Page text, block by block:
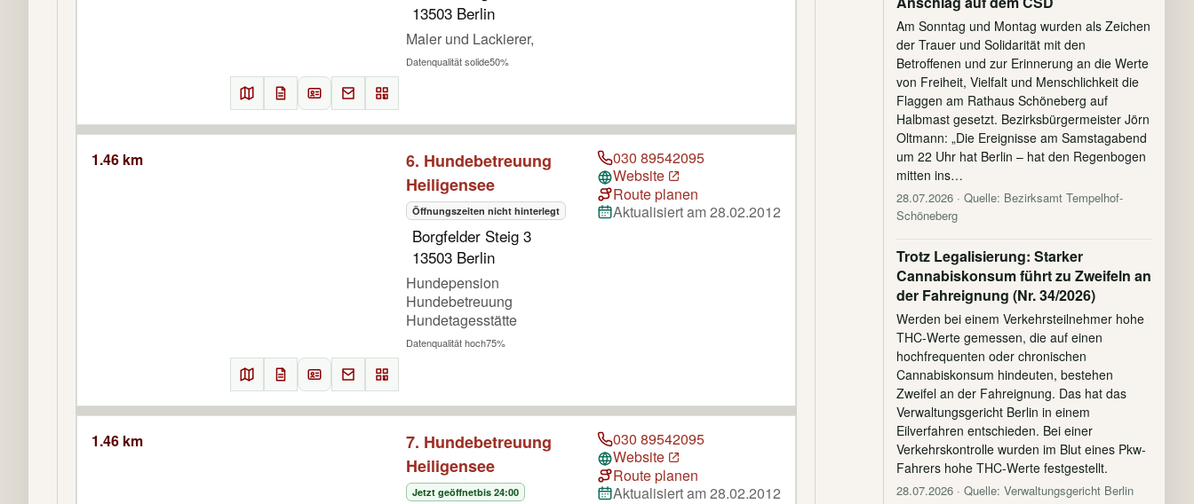
Am Sonntag und Montag wurden als Zeichen
der Trauer und Solidarität mit den
Betroffenen und zur Erinnerung an die Werte
von Freiheit, Vielfalt und Menschlichkeit die
Flaggen am Rathaus Schöneberg auf
Halbmast gesetzt. Bezirksbürgermeister Jörn
Oltmann: „Die Ereignisse am Samstagabend
um 22 Uhr hat Berlin – hat den Regenbogen
mitten ins…
28.07.2026 · Quelle: Bezirksamt Tempelhof-
Schöneberg
Trotz Legalisierung: Starker
Cannabiskonsum führt zu Zweifeln an
der Fahreignung (Nr. 34/2026)
Werden bei einem Verkehrsteilnehmer hohe
THC-Werte gemessen, die auf einen
hochfrequenten oder chronischen
Cannabiskonsum hindeuten, bestehen
Zweifel an der Fahreignung. Das hat das
Verwaltungsgericht Berlin in einem
Eilverfahren entschieden. Bei einer
Verkehrskontrolle wurden im Blut eines Pkw-
Fahrers hohe THC-Werte festgestellt.
28.07.2026 · Quelle: Verwaltungsgericht Berlin
13503 Berlin
Maler und Lackierer,
Datenqualität solide50%
1.46 km
6. Hundebetreuung
Heiligensee
Öffnungszeiten nicht hinterlegt
Borgfelder Steig 3
13503 Berlin
Hundepension
Hundebetreuung
Hundetagesstätte
Datenqualität hoch75%
030 89542095
Website
Route planen
Aktualisiert am 28.02.2012
1.46 km
7. Hundebetreuung
Heiligensee
Jetzt geöffnetbis 24:00
030 89542095
Website
Route planen
Aktualisiert am 28.02.2012